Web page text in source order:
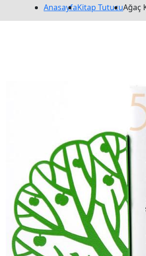
AnasayfaKitap TutucuAğaç